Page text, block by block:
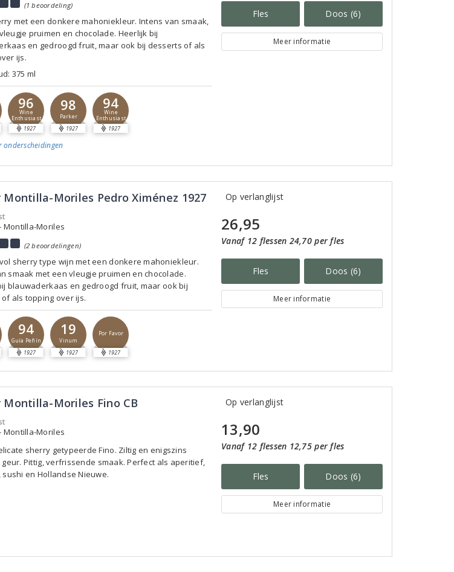
(1 beoordeling)
met een donkere mahoniekleur. Intens van smaak,
pruimen en chocolade. Heerlijk bij
en gedroogd fruit, maar ook bij desserts of als
ijs.
375 ml
96
Wine
Enthusiast
1927
98
Parker
1927
94
Wine
Enthusiast
1927
onderscheidingen
Fles Doos (6)
Meer informatie
Montilla-Moriles Pedro Ximénez 1927
Montilla-Moriles
(2 beoordelingen)
sherry type wijn met een donkere mahoniekleur.
smaak met een vleugje pruimen en chocolade.
blauwaderkaas en gedroogd fruit, maar ook bij
als topping over ijs.
94
Guía Peñín
1927
19
Vinum
1927
Por Favor
1927
Op verlanglijst
26,95
Vanaf 12 flessen 24,70 per fles
Fles Doos (6)
Meer informatie
Montilla-Moriles Fino CB
Montilla-Moriles
sherry getypeerde Fino. Ziltig en enigszins
Pittig, verfrissende smaak. Perfect als aperitief,
en Hollandse Nieuwe.
Op verlanglijst
13,90
Vanaf 12 flessen 12,75 per fles
Fles Doos (6)
Meer informatie